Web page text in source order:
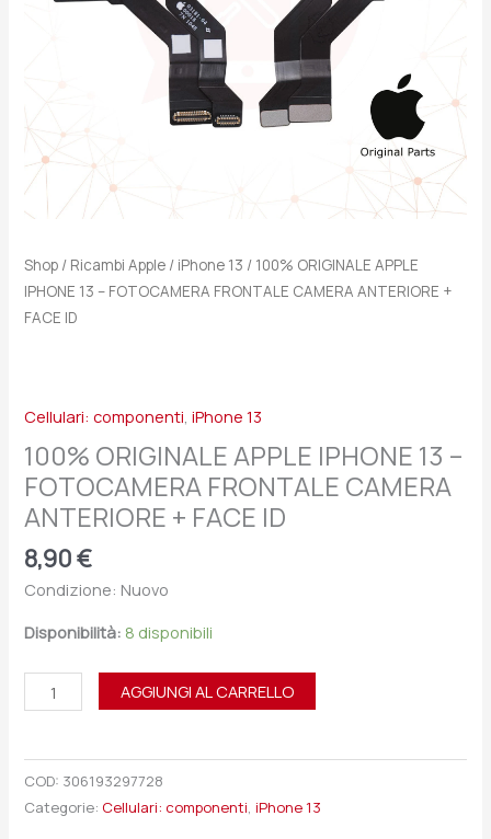
Shop / Ricambi Apple / iPhone 13 / 100% ORIGINALE APPLE
IPHONE 13 – FOTOCAMERA FRONTALE CAMERA ANTERIORE +
FACE ID
Cellulari: componenti,iPhone 13
100% ORIGINALE APPLE IPHONE 13 –
FOTOCAMERA FRONTALE CAMERA
ANTERIORE + FACE ID
8,90€
Condizione: Nuovo
Disponibilità: 8 disponibili
quantità
AGGIUNGI AL CARRELLO
COD: 306193297728
Categorie: Cellulari: componenti,iPhone 13